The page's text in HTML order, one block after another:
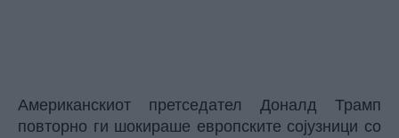
Американскиот претседател Доналд Трамп
повторно ги шокираше европските сојузници со